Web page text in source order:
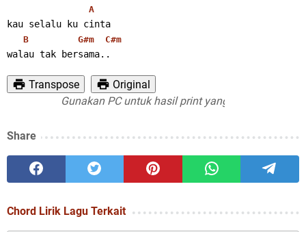
A
kau selalu ku cinta
B G#m C#m
walau tak bersama..
Transpose
Original
Gunakan PC untuk hasil print yang maksimal
Share
Chord Lirik Lagu Terkait